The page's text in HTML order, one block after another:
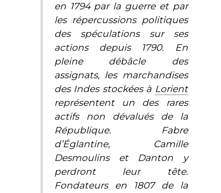
en 1794 par la guerre et par
les répercussions politiques
des spéculations sur ses
actions depuis 1790. En
pleine débâcle des
assignats, les marchandises
des Indes stockées à Lorient
représentent un des rares
actifs non dévalués de la
République. Fabre
d’Églantine, Camille
Desmoulins et Danton y
perdront leur tête.
Fondateurs en 1807 de la